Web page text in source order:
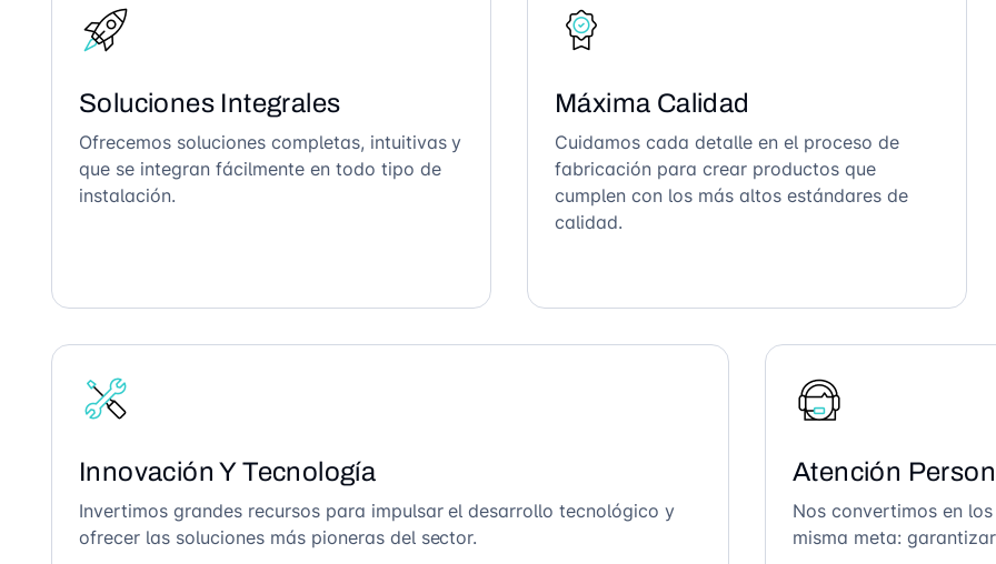
Soluciones Integrales
Ofrecemos soluciones completas, intuitivas y
que se integran fácilmente en todo tipo de
instalación.
Máxima Calidad
Cuidamos cada detalle en el proceso de
fabricación para crear productos que
cumplen con los más altos estándares de
calidad.
Innovación Y Tecnología
Invertimos grandes recursos para impulsar el desarrollo tecnológico y
ofrecer las soluciones más pioneras del sector.
Atención
Nos convertimos en
misma meta: